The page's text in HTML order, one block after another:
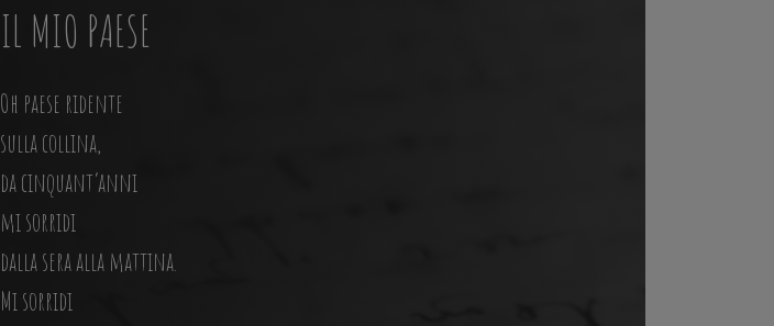
IL MIO PAESE
Oh paese ridente
sulla collina,
da cinquant’anni
mi sorridi
dalla sera alla mattina.
Mi sorridi